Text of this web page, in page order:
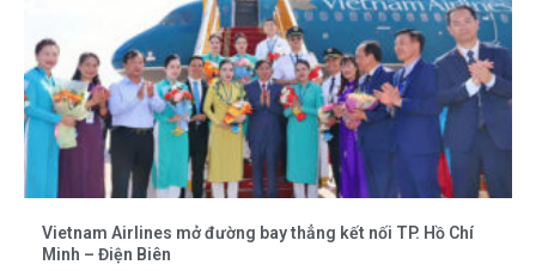
Vietnam Airlines mở đường bay thẳng kết nối TP. Hồ Chí
Minh – Điện Biên